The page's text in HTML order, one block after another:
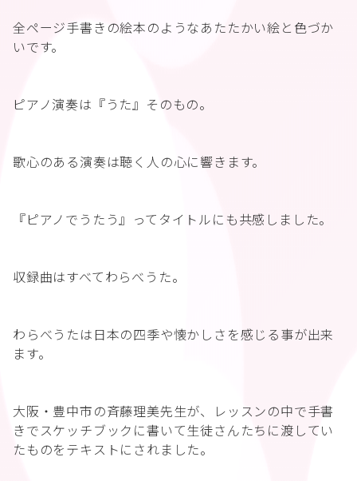
全ページ手書きの絵本のようなあたたかい絵と色づか
いです。
ピアノ演奏は『うた』そのもの。
歌心のある演奏は聴く人の心に響きます。
『ピアノでうたう』ってタイトルにも共感しました。
収録曲はすべてわらべうた。
わらべうたは日本の四季や懐かしさを感じる事が出来
ます。
大阪・豊中市の斉藤理美先生が、レッスンの中で手書
きでスケッチブックに書いて生徒さんたちに渡してい
たものをテキストにされました。